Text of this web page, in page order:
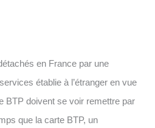
en France par une
établie à l’étranger en vue
BTP doivent se voir remettre par
que la carte BTP, un